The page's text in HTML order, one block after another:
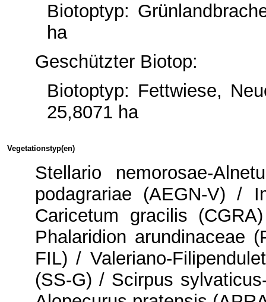
Biotoptyp:
ha
Geschützter Biotop:
Biotoptyp: Fettwiese,
25,8071 ha
Vegetationstyp(en)
Stellario nemorosae-
podagrariae (AEGN-V) /
Caricetum gracilis
Phalaridion arundinaceae
FIL) / Valeriano-
(SS-G) / Scirpus